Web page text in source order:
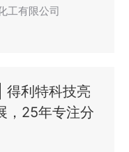
工有限公司
得利特科技亮
，25年专注分